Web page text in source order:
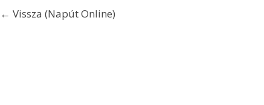
← Vissza (Napút Online)